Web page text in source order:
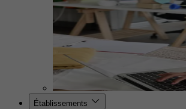
Établissements